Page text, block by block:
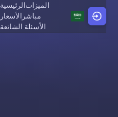
Skip to content
الرئيسيةالميزات
الأسعار مباشر
الأسئلة الشائعة